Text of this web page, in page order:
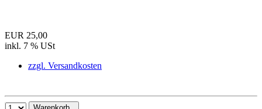
EUR 25,00
inkl. 7 % USt
zzgl. Versandkosten